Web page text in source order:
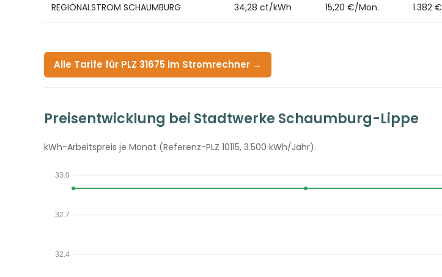
REGIONALSTROM SCHAUMBURG 34,28 ct/kWh 15,20 €/Mon. 1.382 €
Alle Tarife für PLZ 31675 im Stromrechner →
Preisentwicklung bei Stadtwerke Schaumburg-Lippe
kWh-Arbeitspreis je Monat (Referenz-PLZ 10115, 3.500 kWh/Jahr).